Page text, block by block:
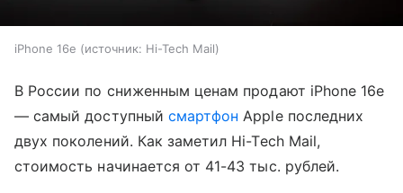
iPhone 16e источник: Hi-Tech Mail
В России по сниженным ценам продают iPhone 16e
— самый доступный смартфон Apple последних
двух поколений. Как заметил Hi-Tech Mail,
стоимость начинается от 41-43 тыс. рублей.